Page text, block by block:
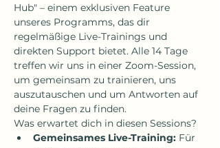
Hub" – einem exklusiven Feature
unseres Programms, das dir
regelmäßige Live-Trainings und
direkten Support bietet. Alle 14 Tage
treffen wir uns in einer Zoom-Session,
um gemeinsam zu trainieren, uns
auszutauschen und um Antworten auf
deine Fragen zu finden.
Was erwartet dich in diesen Sessions?
Gemeinsames Live-Training: Für